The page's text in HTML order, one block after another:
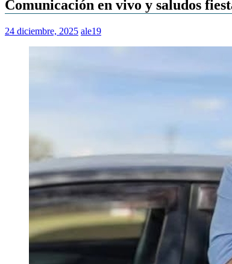
Comunicación en vivo y saludos
24 diciembre, 2025 ale19